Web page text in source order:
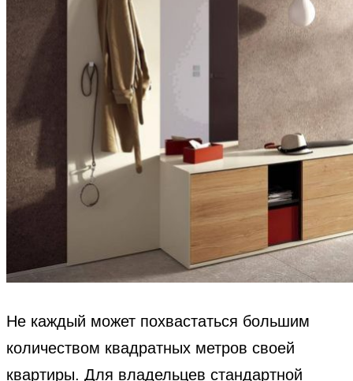
Не каждый может похвастаться большим
количеством квадратных метров своей
квартиры. Для владельцев стандартной